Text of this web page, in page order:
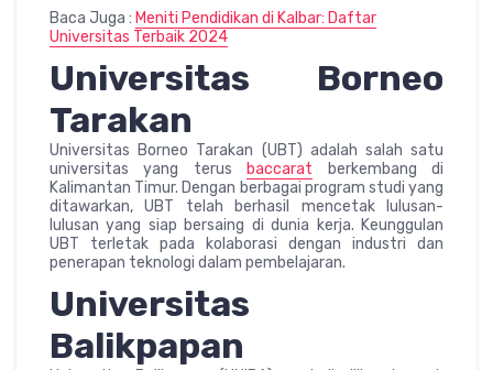
Baca Juga : Meniti Pendidikan di Kalbar: Daftar
Universitas Terbaik 2024
Universitas Borneo
Tarakan
Universitas Borneo Tarakan (UBT) adalah salah satu
universitas yang terus
baccarat berkembang di
Kalimantan Timur. Dengan berbagai program studi yang
ditawarkan, UBT telah berhasil mencetak lulusan-
lulusan yang siap bersaing di dunia kerja. Keunggulan
UBT terletak pada kolaborasi dengan industri dan
penerapan teknologi dalam pembelajaran.
Universitas
Balikpapan